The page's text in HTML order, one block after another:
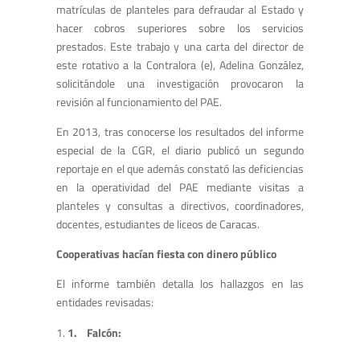
matrículas de planteles para defraudar al Estado y
hacer cobros superiores sobre los servicios
prestados. Este trabajo y una carta del director de
este rotativo a la Contralora (e), Adelina González,
solicitándole una investigación provocaron la
revisión al funcionamiento del PAE.
En 2013, tras conocerse los resultados del informe
especial de la CGR, el diario publicó un segundo
reportaje en el que además constató las deficiencias
en la operatividad del PAE mediante visitas a
planteles y consultas a directivos, coordinadores,
docentes, estudiantes de liceos de Caracas.
Cooperativas hacían fiesta con dinero público
El informe también detalla los hallazgos en las
entidades revisadas:
1. Falcón: